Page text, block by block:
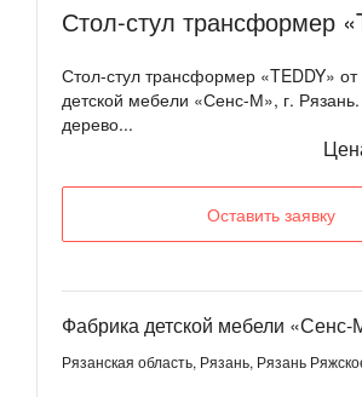
Стол-стул трансформер
Стол-стул трансформер «TEDDY»
детской мебели «Сенс-М», г.
дерево...
Оставить заявку
Фабрика детской мебели «Сенс-
Рязанская область, Рязань, Рязань